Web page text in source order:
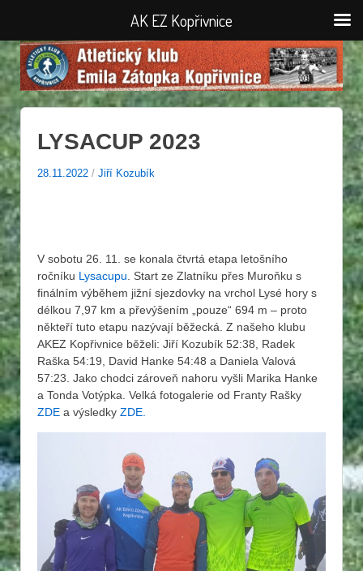
LYSACUP 2023
28.11.2022 / Jiří Kozubík
V sobotu 26. 11. se konala čtvrtá etapa letošního
ročníku Lysacupu . Start ze Zlatníku přes Muroňku s
finálním výběhem jižní sjezdovky na vrchol Lysé hory s
délkou 7,97 km a převýšením „pouze“ 694 m – proto
někteří tuto etapu nazývají běžecká. Z našeho klubu
AKEZ Kopřivnice běželi: Jiří Kozubík 52:38, Radek
Raška 54:19, David Hanke 54:48 a Daniela Valová
57:23. Jako chodci zároveň nahoru vyšli Marika Hanke
a Tonda Votýpka. Velká fotogalerie od Franty Rašky
ZDE a výsledky ZDE.
AK EZ Kopřivnice